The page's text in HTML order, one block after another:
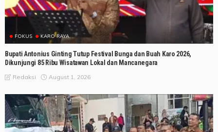
FOKUS KARO RAYA
Bupati Antonius Ginting Tutup Festival Bunga dan Buah Karo 2026,
Dikunjungi 85 Ribu Wisatawan Lokal dan Mancanegara
Redaksi August 1, 2026